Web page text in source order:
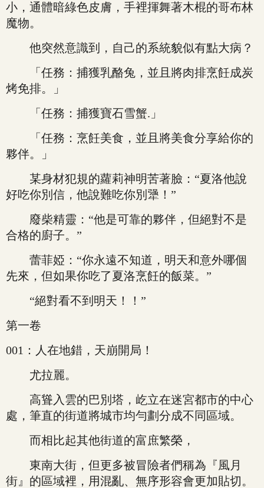
小，通體暗綠色皮膚，手裡揮舞著木棍的哥布林
魔物。
他突然意識到，自己的系統貌似有點大病？
「任務：捕獲乳酪兔，並且將肉排烹飪成炭
烤免排。」
「任務：捕獲寶石雪蟹.」
「任務：烹飪美食，並且將美食分享給你的
夥伴。」
某身材犯規的蘿莉神明苦著臉：“夏洛他說
好吃你別信，他說難吃你別犟！”
廢柴精靈：“他是可靠的夥伴，但絕對不是
合格的廚子。”
蕾菲婭：“你永遠不知道，明天和意外哪個
先來，但如果你吃了夏洛烹飪的飯菜。”
“絕對看不到明天！！”
第一卷
001：人在地錯，天崩開局！
尤拉麗。
高聳入雲的巴別塔，屹立在迷宮都市的中心
處，筆直的街道將城市均勻劃分成不同區域。
而相比起其他街道的富庶繁榮，
東南大街，但更多被冒險者們稱為『風月
街』的區域裡，用混亂、無序形容會更加貼切。